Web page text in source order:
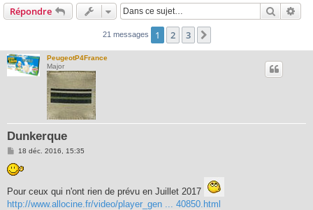
Répondre
21 messages 1 2 3
PeugeotP4France
Major
Dunkerque
M
s
s
g
e
18 déc. 2016, 15:35
Pour ceux qui n'ont rien de prévu en Juillet 2017
http://www.allocine.fr/video/player_gen ... 40850.html